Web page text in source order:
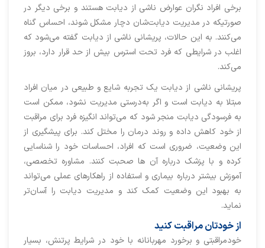
برخی افراد نگران عوارض ناشی از دیابت هستند و برخی دیگر در
صورتیکه در مدیریت دیابت‌شان دچار مشکل شوند، احساس گناه
می‌کنند. به این حالات، پریشانی ناشی از دیابت گفته می‌شود که
اغلب در شرایطی که فرد تحت استرس بیش از حد قرار دارد، بروز
می‌کند.
پریشانی ناشی از دیابت یک تجربه شایع و طبیعی در میان افراد
مبتلا به دیابت است و اگر به‌درستی مدیریت نشود، ممکن است
به فرسودگی دیابت منجر شود که می‌تواند انگیزه فرد برای مراقبت
از خود کاهش داده و روند درمان را مختل کند. برای پیشگیری از
این وضعیت، ضروری است که افراد، احساسات خود را شناسایی
کرده و با پزشک درباره آن ها صحبت کنند. مشاوره تخصصی،
آموزش بیشتر درباره بیماری و استفاده از راهکارهای عملی می‌تواند
به بهبود این وضعیت کمک کند و مدیریت دیابت را آسان‌تر
نماید.
از خودتان مراقبت کنید
خودمراقبتی و برخورد مهربانانه با خود در شرایط پرتنش، بسیار